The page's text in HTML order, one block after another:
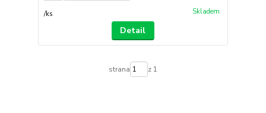
/ks Skladem
Detail
strana z 1